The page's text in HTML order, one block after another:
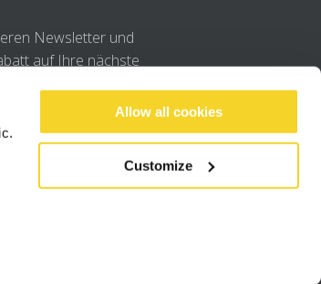
Allow all cookies
Customize
Newsletter und
auf Ihre nächste
OK
.